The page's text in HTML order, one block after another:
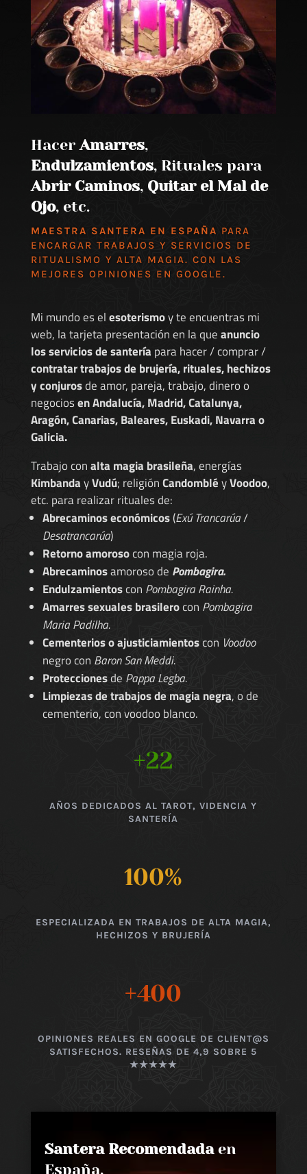
Hacer Amarres,
Endulzamientos, Rituales para
Abrir Caminos, Quitar el Mal de
Ojo, etc.
MAESTRA SANTERA EN ESPAÑA PARA
ENCARGAR TRABAJOS Y SERVICIOS DE
RITUALISMO Y ALTA MAGIA. CON LAS
MEJORES OPINIONES EN GOOGLE.
Mi mundo es elesoterismoy te encuentras mi
web, la tarjeta presentación en la queanuncio
los servicios de santería para hacer / comprar /
contratar trabajos de brujería, rituales, hechizos
y conjurosde amor, pareja, trabajo, dinero o
negociosen Andalucía, Madrid, Catalunya,
Aragón, Canarias, Baleares, Euskadi, Navarra o
Galicia.
Trabajo conalta magia brasileña, energías
KimbandayVudú; religiónCandombléyVoodoo,
etc. para realizar rituales de:
Abrecaminos económicos(Exú Trancarúa/
Desatrancarúa)
Retorno amorosocon magia roja.
Abrecaminosamoroso de Pombagira.
Endulzamientoscon Pombagira Rainha.
Amarres sexuales brasilerocon Pombagira
Maria Padilha.
Cementerios o ajusticiamientoscon Voodoo
negro con Baron San Meddi.
Proteccionesde Pappa Legba.
Limpiezas de trabajos de magia negra, o de
cementerio, con voodoo blanco.
+22
AÑOS DEDICADOS AL TAROT, VIDENCIA Y
SANTERÍA
100%
ESPECIALIZADA EN TRABAJOS DE ALTA MAGIA,
HECHIZOS Y BRUJERÍA
+400
OPINIONES REALES EN GOOGLE DE CLIENT@S
SATISFECHOS. RESEÑAS DE 4,9 SOBRE 5
★★★★★
Santera Recomendadaen
España,